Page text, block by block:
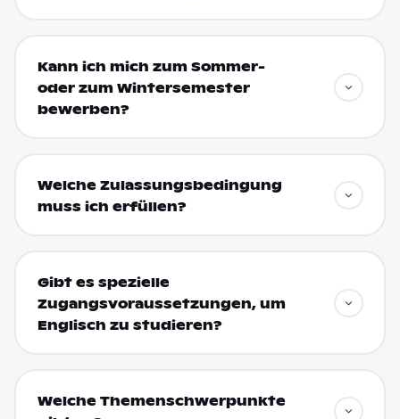
Kann ich mich zum Sommer-
oder zum Wintersemester
bewerben?
Welche Zulassungsbedingung
muss ich erfüllen?
Gibt es spezielle
Zugangsvoraussetzungen, um
Englisch zu studieren?
Welche Themenschwerpunkte